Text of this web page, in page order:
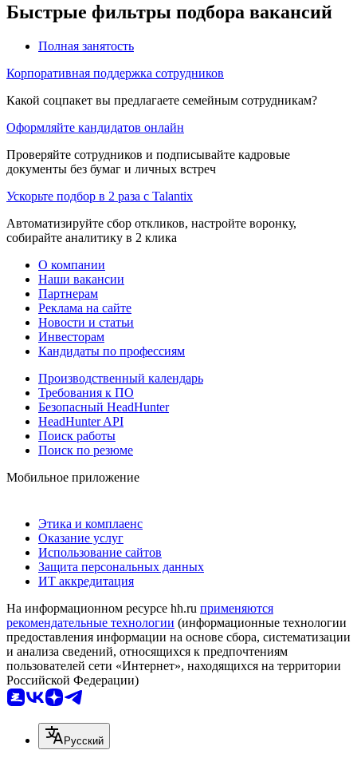
Быстрые фильтры подбора вакансий
Полная занятость
Корпоративная поддержка сотрудников
Какой соцпакет вы предлагаете семейным сотрудникам?
Оформляйте кандидатов онлайн
Проверяйте сотрудников и подписывайте кадровые
документы без бумаг и личных встреч
Ускорьте подбор в 2 раза с Talantix
Автоматизируйте сбор откликов, настройте воронку,
собирайте аналитику в 2 клика
О компании
Наши вакансии
Партнерам
Реклама на сайте
Новости и статьи
Инвесторам
Кандидаты по профессиям
Производственный календарь
Требования к ПО
Безопасный HeadHunter
HeadHunter API
Поиск работы
Поиск по резюме
Мобильное приложение
Этика и комплаенс
Оказание услуг
Использование сайтов
Защита персональных данных
ИТ аккредитация
На информационном ресурсе hh.ru применяются
рекомендательные технологии (информационные технологии
предоставления информации на основе сбора, систематизации
и анализа сведений, относящихся к предпочтениям
пользователей сети «Интернет», находящихся на территории
Российской Федерации)
Русский